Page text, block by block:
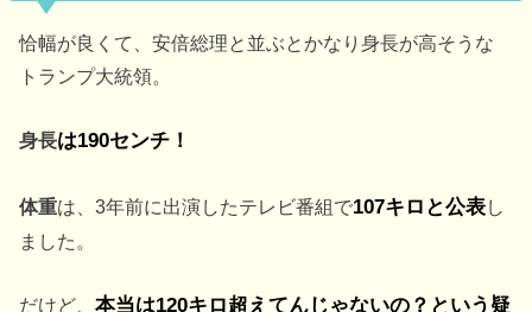
恰幅が良くて、安倍総理と並ぶとかなり身長が高そうな
トランプ大統領。
身長は190センチ！
体重は、3年前に出演したテレビ番組で107キロと公表し
ました。
だけど、本当は120キロ超えてんじゃないの？という疑